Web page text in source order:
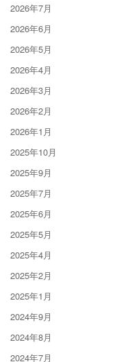
2026年7月
2026年6月
2026年5月
2026年4月
2026年3月
2026年2月
2026年1月
2025年10月
2025年9月
2025年7月
2025年6月
2025年5月
2025年4月
2025年2月
2025年1月
2024年9月
2024年8月
2024年7月